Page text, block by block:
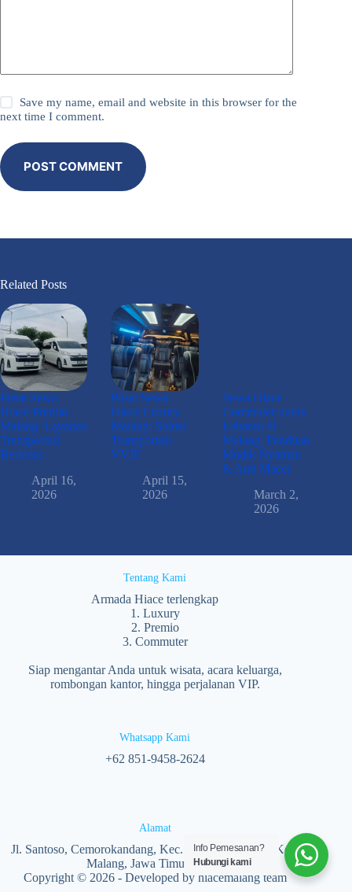
Save my name, email and website in this browser for the
next time I comment.
POST COMMENT
Related Posts
Pusat Sewa
Hiace Premio
Malang: Layanan
Transportasi
Berkelas
April 16,
2026
Pusat Sewa
Hiace Luxury
Malang: Solusi
Transportasi
VVIP
April 15,
2026
Sewa Hiace
Commuter untuk
Lebaran di
Malang: Panduan
Mudik Nyaman
& Anti Macet
March 2,
2026
Tentang Kami
Armada Hiace terlengkap
1. Luxury
2. Premio
3. Commuter
Siap mengantar Anda untuk wisata, acara keluarga,
rombongan kantor, hingga perjalanan VIP.
Whatsapp Kami
‪+62 851‑9458‑2624‬
Alamat
Jl. Santoso, Cemorokandang, Kec. Kedungkandang, Kota
Malang, Jawa Timur 65138
Copyright © 2026 - Developed by hiacemalang team
Info Pemesanan?
Hubungi kami